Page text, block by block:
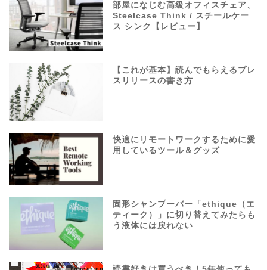
部屋になじむ高級オフィスチェア、
Steelcase Think / スチールケー
ス シンク【レビュー】
【これが基本】読んでもらえるプレ
スリリースの書き方
快適にリモートワークするために愛
用しているツール＆グッズ
固形シャンプーバー「ethique（エ
ティーク）」に切り替えてみたらも
う液体には戻れない